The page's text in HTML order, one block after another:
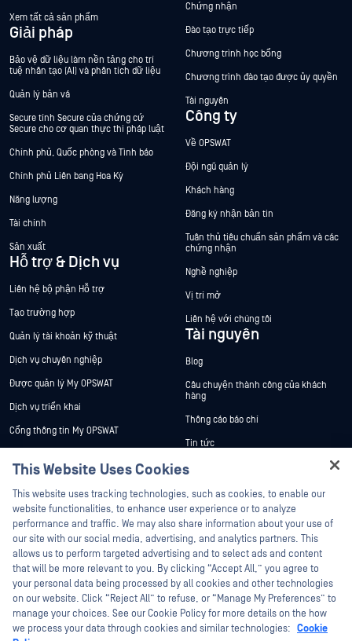
Xem tất cả sản phẩm
Giải pháp
Bảo vệ dữ liệu làm nền tảng cho trí
tuệ nhân tạo (AI) và phân tích dữ liệu
Quản lý bản vá
Secure tính Secure của chứng cứ
Secure cho cơ quan thực thi pháp luật
Chính phủ, Quốc phòng và Tình báo
Chính phủ Liên bang Hoa Kỳ
Năng lượng
Tài chính
Sản xuất
Hỗ trợ & Dịch vụ
Liên hệ bộ phận Hỗ trợ
Tạo trường hợp
Quản lý tài khoản kỹ thuật
Dịch vụ chuyên nghiệp
Được quản lý My OPSWAT
Dịch vụ triển khai
Cổng thông tin My OPSWAT
Đào tạo
Chương trình Xử lý Lỗ hổng Bảo mật
Đối tác
Chứng nhận
Đối tác công nghệ
Chương trình đối tác kênh phân phối
Chứng nhận
Đào tạo trực tiếp
Chương trình học bổng
Chương trình đào tạo được ủy quyền
Tài nguyên
Công ty
Về OPSWAT
Đội ngũ quản lý
Khách hàng
Đăng ký nhận bản tin
Tuân thủ tiêu chuẩn sản phẩm và các
chứng nhận
Nghề nghiệp
Vị trí mở
Liên hệ với chúng tôi
Tài nguyên
Blog
Câu chuyện thành công của khách
hàng
Thông cáo báo chí
Tin tức
Sự kiện
Hội thảo trên trực tuyến
Datasheets
White Papers
Công cụ miễn phí
©2026 OPSWAT Công ty TNHH. Mọi quyền được bảo lưu. OPSWAT , MetaDefender
This Website Uses Cookies
This website uses tracking technologies, such as cookies, to enable our
website functionalities, to enhance user experience or to analyze
performance and traffic. We may also share information about your use of
our site with our social media, advertising, and analytics partners. This
allows us to perform targeted advertising and to select ads and content
that will be more relevant to you. By clicking “Accept All,” you agree to
your personal data being processed by all cookies and other technologies
on our website. Click “Reject All” to refuse, or “Manage My Preferences” to
manage your choices. See our Cookie Policy for more details on the how
we process your data through cookies and similar technologies: Cookie
Hey there!
I'm Ozzy, your OPSWAT virtual assistant.
How can I help you secure what's critical
today?